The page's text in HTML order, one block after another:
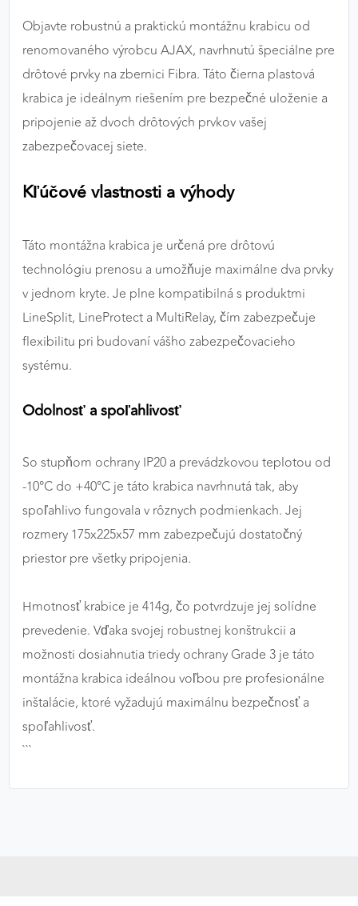
Objavte robustnú a praktickú montážnu krabicu od
renomovaného výrobcu AJAX, navrhnutú špeciálne pre
drôtové prvky na zbernici Fibra. Táto čierna plastová
krabica je ideálnym riešením pre bezpečné uloženie a
pripojenie až dvoch drôtových prvkov vašej
zabezpečovacej siete.
Kľúčové vlastnosti a výhody
Táto montážna krabica je určená pre drôtovú
technológiu prenosu a umožňuje maximálne dva prvky
v jednom kryte. Je plne kompatibilná s produktmi
LineSplit, LineProtect a MultiRelay, čím zabezpečuje
flexibilitu pri budovaní vášho zabezpečovacieho
systému.
Odolnosť a spoľahlivosť
So stupňom ochrany IP20 a prevádzkovou teplotou od
-10°C do +40°C je táto krabica navrhnutá tak, aby
spoľahlivo fungovala v rôznych podmienkach. Jej
rozmery 175x225x57 mm zabezpečujú dostatočný
priestor pre všetky pripojenia.
Hmotnosť krabice je 414g, čo potvrdzuje jej solídne
prevedenie. Vďaka svojej robustnej konštrukcii a
možnosti dosiahnutia triedy ochrany Grade 3 je táto
montážna krabica ideálnou voľbou pre profesionálne
inštalácie, ktoré vyžadujú maximálnu bezpečnosť a
spoľahlivosť.
```
Google Analytics
Poskytovateľ:
MARKETINGOVÉ COOKIES
správania používateľov naprieč webovými
našom webe aj v reklamných sieťach tretích strán.
Google Ads
Poskytovateľ: Google